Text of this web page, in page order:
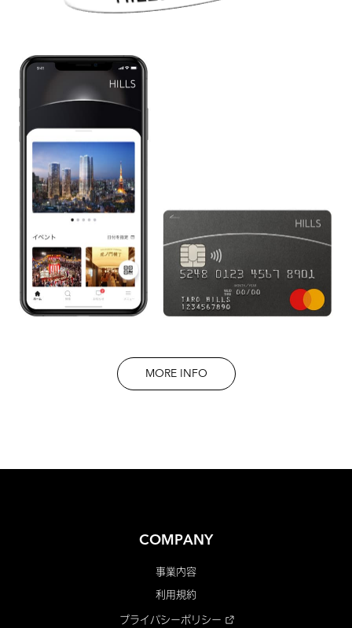
MORE INFO
COMPANY
事業内容
利用規約
プライバシーポリシー